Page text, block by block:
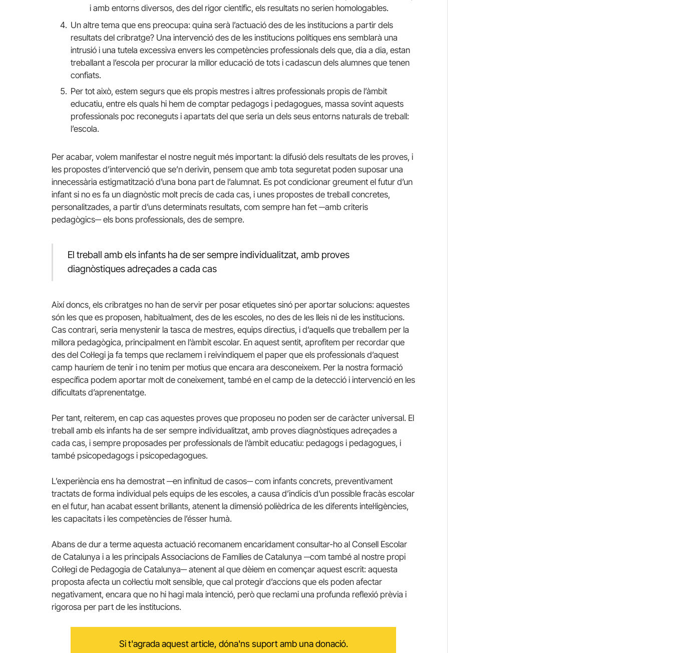
i amb entorns diversos, des del rigor científic, els resultats no serien homologables.
Un altre tema que ens preocupa: quina serà l’actuació des de les institucions a partir dels
resultats del cribratge? Una intervenció des de les institucions polítiques ens semblarà una
intrusió i una tutela excessiva envers les competències professionals dels que, dia a dia, estan
treballant a l’escola per procurar la millor educació de tots i cadascun dels alumnes que tenen
confiats.
Per tot això, estem segurs que els propis mestres i altres professionals propis de l’àmbit
educatiu, entre els quals hi hem de comptar pedagogs i pedagogues, massa sovint aquests
professionals poc reconeguts i apartats del que seria un dels seus entorns naturals de treball:
l’escola.
Per acabar, volem manifestar el nostre neguit més important: la difusió dels resultats de les proves, i
les propostes d’intervenció que se’n derivin, pensem que amb tota seguretat poden suposar una
innecessària estigmatització d’una bona part de l’alumnat. Es pot condicionar greument el futur d’un
infant si no es fa un diagnòstic molt precís de cada cas, i unes propostes de treball concretes,
personalitzades, a partir d’uns determinats resultats, com sempre han fet ─amb criteris
pedagògics─ els bons professionals, des de sempre.
El treball amb els infants ha de ser sempre individualitzat, amb proves
diagnòstiques adreçades a cada cas
Així doncs, els cribratges no han de servir per posar etiquetes sinó per aportar solucions: aquestes
són les que es proposen, habitualment, des de les escoles, no des de les lleis ni de les institucions.
Cas contrari, seria menystenir la tasca de mestres, equips directius, i d’aquells que treballem per la
millora pedagògica, principalment en l’àmbit escolar. En aquest sentit, aprofitem per recordar que
des del Col·legi ja fa temps que reclamem i reivindiquem el paper que els professionals d’aquest
camp hauríem de tenir i no tenim per motius que encara ara desconeixem. Per la nostra formació
específica podem aportar molt de coneixement, també en el camp de la detecció i intervenció en les
dificultats d’aprenentatge.
Per tant, reiterem, en cap cas aquestes proves que proposeu no poden ser de caràcter universal. El
treball amb els infants ha de ser sempre individualitzat, amb proves diagnòstiques adreçades a
cada cas, i sempre proposades per professionals de l’àmbit educatiu: pedagogs i pedagogues, i
també psicopedagogs i psicopedagogues.
L’experiència ens ha demostrat ─en infinitud de casos─ com infants concrets, preventivament
tractats de forma individual pels equips de les escoles, a causa d’indicis d’un possible fracàs escolar
en el futur, han acabat essent brillants, atenent la dimensió polièdrica de les diferents intel·ligències,
les capacitats i les competències de l’ésser humà.
Abans de dur a terme aquesta actuació recomanem encaridament consultar-ho al Consell Escolar
de Catalunya i a les principals Associacions de Famílies de Catalunya ─com també al nostre propi
Col·legi de Pedagogia de Catalunya─ atenent al que dèiem en començar aquest escrit: aquesta
proposta afecta un col·lectiu molt sensible, que cal protegir d’accions que els poden afectar
negativament, encara que no hi hagi mala intenció, però que reclami una profunda reflexió prèvia i
rigorosa per part de les institucions.
Si t'agrada aquest article, dóna'ns suport amb una donació.